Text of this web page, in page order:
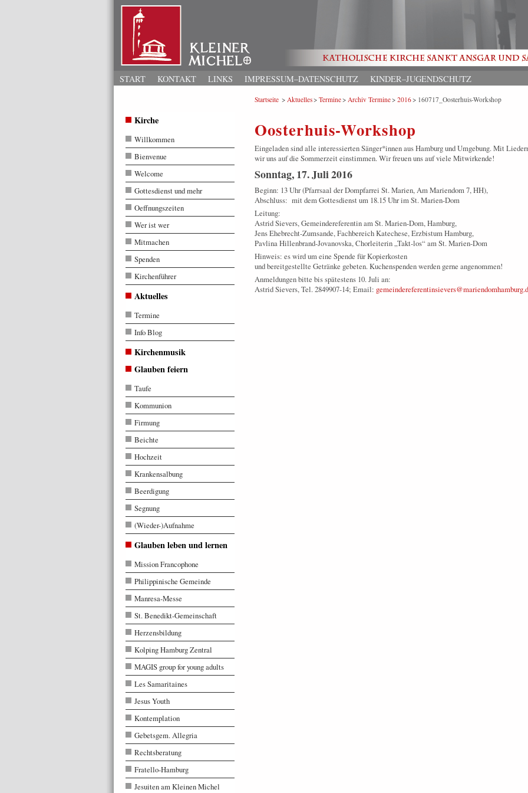
START KONTAKT LINKS IMPRESSUM–DATENSCHUTZ KINDER–JUGENDSCHUTZ
Startseite Aktuelles Termine Archiv Termine 2016 160717_Oosterhuis-Workshop
Oosterhuis-Workshop
Eingeladen sind alle interessierten Sänger*innen aus Hamburg und Umgebung. Mit
wir uns auf die Sommerzeit einstimmen. Wir freuen uns auf viele Mitwirkende!
Sonntag, 17. Juli 2016
Beginn: 13 Uhr (Pfarrsaal der Dompfarrei St. Marien, Am Mariendom 7, HH),
Abschluss: mit dem Gottesdienst um 18.15 Uhr im St. Marien-Dom
Leitung:
Astrid Sievers, Gemeindereferentin am St. Marien-Dom, Hamburg,
Jens Ehebrecht-Zumsande, Fachbereich Katechese, Erzbistum Hamburg,
Pavlina Hillenbrand-Jovanovska, Chorleiterin „Takt-los“ am St. Marien-Dom
Hinweis: es wird um eine Spende für Kopierkosten
und bereitgestellte Getränke gebeten. Kuchenspenden werden gerne angenommen!
Anmeldungen bitte bis spätestens 10. Juli an:
Astrid Sievers, Tel. 2849907-14; Email:
Kirche
Willkommen
Bienvenue
Welcome
Gottesdienst und mehr
Oeffnungszeiten
Wer ist wer
Mitmachen
Spenden
Kirchenführer
Aktuelles
Termine
Info Blog
Kirchenmusik
Glauben feiern
Taufe
Kommunion
Firmung
Beichte
Hochzeit
Krankensalbung
Beerdigung
Segnung
(Wieder-)Aufnahme
Glauben leben und lernen
Mission Francophone
Philippinische Gemeinde
Manresa-Messe
St. Benedikt-Gemeinschaft
Herzensbildung
Kolping Hamburg Zentral
MAGIS group for young adults
Les Samaritaines
Jesus Youth
Kontemplation
Gebetsgem. Allegria
Rechtsberatung
Fratello-Hamburg
Jesuiten am Kleinen Michel